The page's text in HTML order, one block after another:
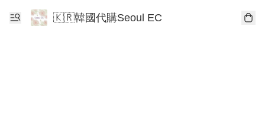
🇰🇷韓國代購Seoul EC